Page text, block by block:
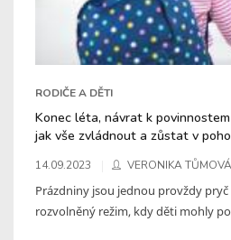
RODIČE A DĚTI
Konec léta, návrat k
jak vše zvládnout a zůstat v
14.09.2023 VERONIKA TŮMOVÁ
Prázdniny jsou jednou provždy pryč
rozvolněný režim, kdy děti mohly